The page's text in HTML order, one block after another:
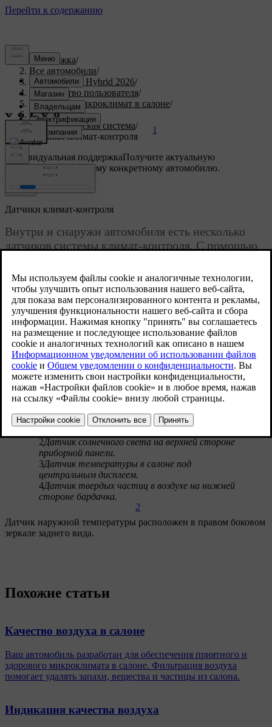
Поддержка/
Все автомобили/
XC90 Plug-in Hybrid 2026/
Руководство пользователя/
Комфорт и микроклимат в салоне/
Климат/
Климатическая система/
Датчики климат-контроля
Индивидуальная поддержкаПолучите актуальную
информацию по вашему конкретному автомобилю.
Войти
Обновленная версия 02.07.2025
Датчики климат-контроля
Внутри и снаружи автомобиля есть несколько
датчиков системы климат-контроля. С помощью
микроклимат в салоне.
Чтобы датчики в салоне могли нормально работать, их ни в
коем случае нельзя ничем закрывать.
1
2
1Датчик влажности в консоли зеркала заднего
2Датчик солнечного света на верхней стороне
приборной панели.
3Датчик температуры в салоне под
центральным дисплеем.
4Датчик твердых частиц в воздухе на нижней
стороне бардачка.
Датчик наружной температуры расположен в правом боковом
зеркале заднего вида.
Похожие статьи
Качество воздуха в салоне
Ваш автомобиль разработан для обеспечения приятного и
здорового микроклимата в салоне. Фильтрация воздуха
помогает удалять запахи, вещества и частицы из салона.
Индикация качества воздуха